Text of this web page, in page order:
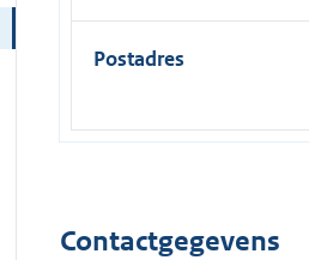
Postadres
Contactgegevens